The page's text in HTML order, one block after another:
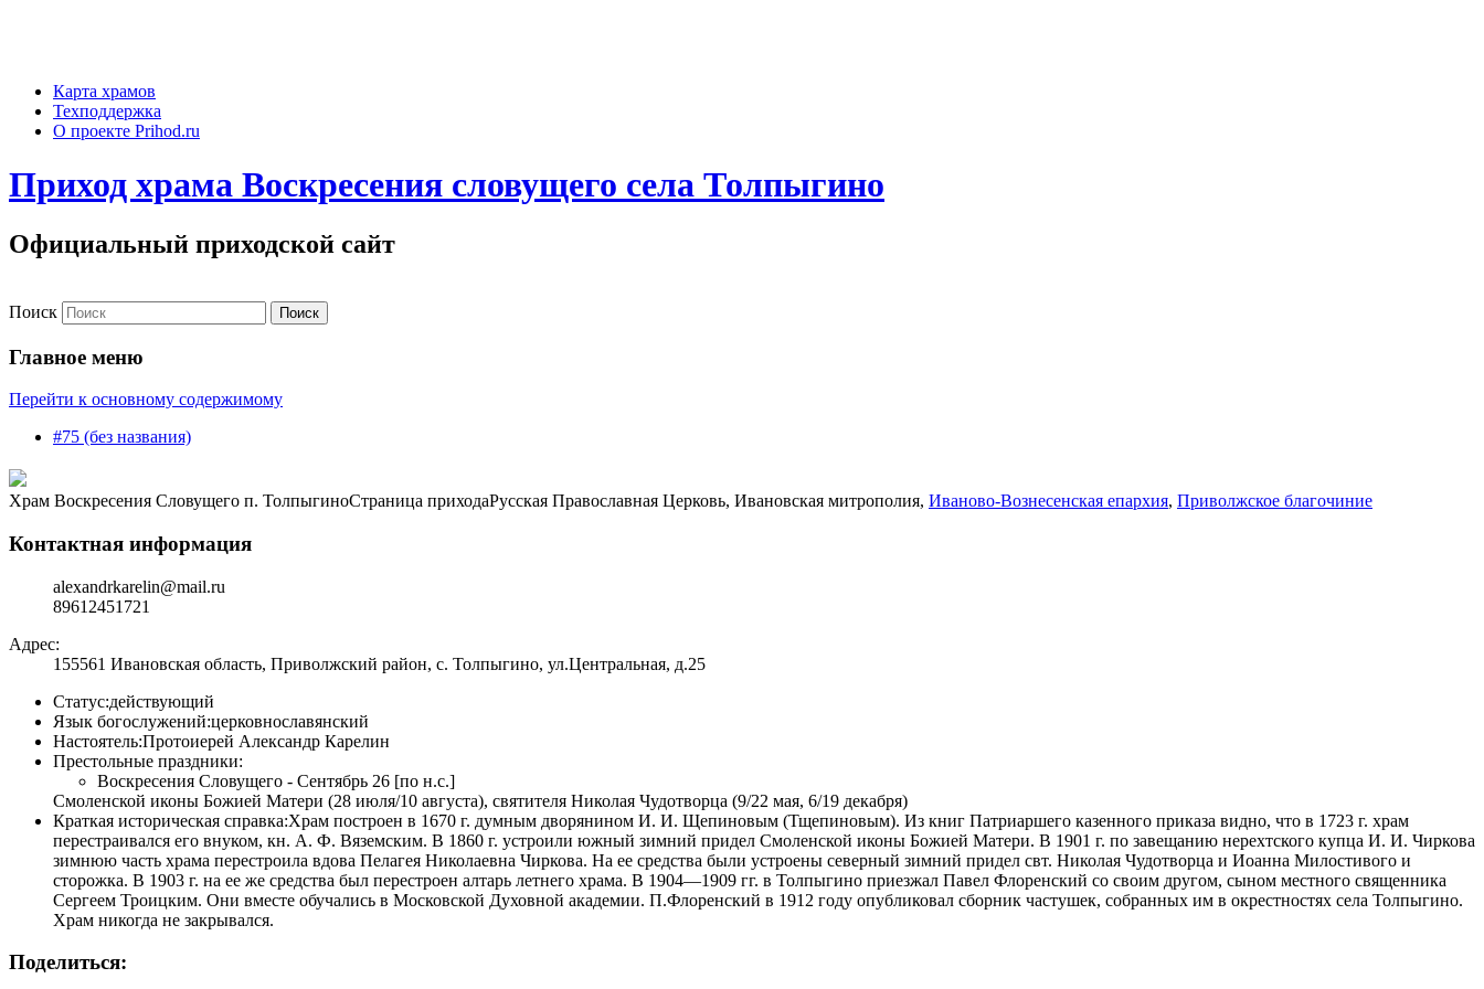
Карта храмов
Техподдержка
О проекте Prihod.ru
Приход храма Воскресения словущего села Толпыгино
Официальный приходской сайт
Поиск
Главное меню
Перейти к основному содержимому
#75 (без названия)
Храм Воскресения Словущего п. ТолпыгиноСтраница приходаРусская Православная Церковь, Ивановская митрополия, Иваново-Вознесенская епархия, Приволжское благочиние
Контактная информация
alexandrkarelin@mail.ru
89612451721
Адрес:
155561 Ивановская область, Приволжский район, с. Толпыгино, ул.Центральная, д.25
Статус:действующий
Язык богослужений:церковнославянский
Настоятель:Протоиерей Александр Карелин
Престольные праздники:
Воскресения Словущего - Сентябрь 26 [по н.с.]
Смоленской иконы Божией Матери (28 июля/10 августа), святителя Николая Чудотворца (9/22 мая, 6/19 декабря)
Краткая историческая справка:Храм построен в 1670 г. думным дворянином И. И. Щепиновым (Тщепиновым). Из книг Патриаршего казенного приказа видно, что в 1723 г. храм
перестраивался его внуком, кн. А. Ф. Вяземским. В 1860 г. устроили южный зимний придел Смоленской иконы Божией Матери. В 1901 г. по завещанию нерехтского купца И. И. Чиркова
зимнюю часть храма перестроила вдова Пелагея Николаевна Чиркова. На ее средства были устроены северный зимний придел свт. Николая Чудотворца и Иоанна Милостивого и
сторожка. В 1903 г. на ее же средства был перестроен алтарь летнего храма. В 1904—1909 гг. в Толпыгино приезжал Павел Флоренский со своим другом, сыном местного священника
Сергеем Троицким. Они вместе обучались в Московской Духовной академии. П.Флоренский в 1912 году опубликовал сборник частушек, собранных им в окрестностях села Толпыгино.
Храм никогда не закрывался.
Поделиться: